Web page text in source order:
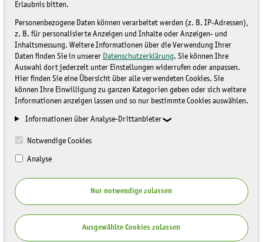
Erlaubnis bitten.
Personenbezogene Daten können verarbeitet werden (z. B. IP-Adressen),
z. B. für personalisierte Anzeigen und Inhalte oder Anzeigen- und
Inhaltsmessung. Weitere Informationen über die Verwendung Ihrer
Daten finden Sie in unserer Datenschutzerklärung. Sie können Ihre
Auswahl dort jederzeit unter Einstellungen widerrufen oder anpassen.
Hier finden Sie eine Übersicht über alle verwendeten Cookies. Sie
können Ihre Einwilligung zu ganzen Kategorien geben oder sich weitere
Informationen anzeigen lassen und so nur bestimmte Cookies auswählen.
Informationen über Analyse-Drittanbieter
Notwendige Cookies
Analyse
Nur notwendige zulassen
Ausgewählte Cookies zulassen
Wiesenbiotop
NICHT ZUGEORDNET
Info- & Aktionstag am 01.07.2019 in
Pirna-Jessen